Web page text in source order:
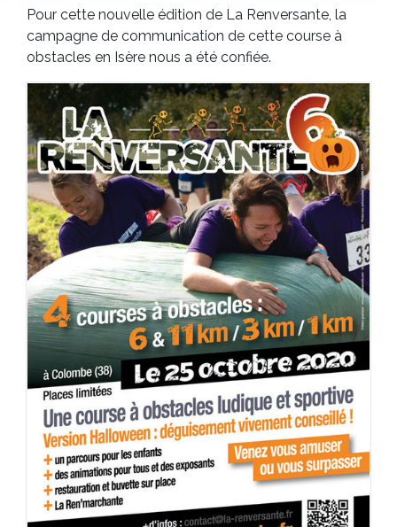
Pour cette nouvelle édition de La Renversante, la
campagne de communication de cette course à
obstacles en Isère nous a été confiée.